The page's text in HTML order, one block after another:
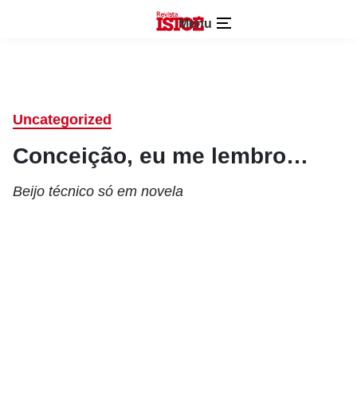
Menu
Uncategorized
Conceição, eu me lembro…
Beijo técnico só em novela